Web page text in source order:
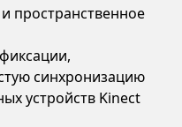
пространственное
синхронизацию
устройств Kinect